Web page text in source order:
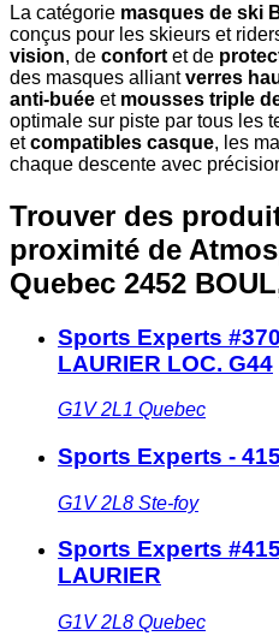
La catégorie masques de ski
conçus pour les skieurs et
vision, de confort et de
des masques alliantverres
anti-buée et mousses triple
optimale sur piste par tous les
etcompatibles casque, les
chaque descente avec
Trouver des
proximité de
Quebec 2452
Sports Experts
LAURIER LOC. G44
G1V 2L1 Quebec
Sports Experts - 415
G1V 2L8 Ste-foy
Sports Experts
LAURIER
G1V 2L8 Quebec